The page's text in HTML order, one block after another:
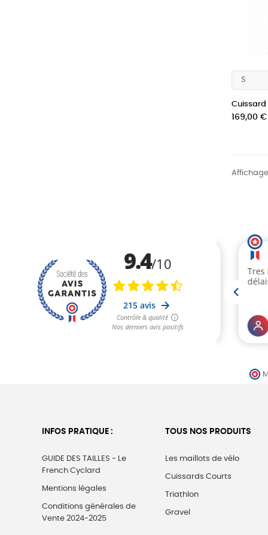
Cuissard
Prix
169,00 €
Affichage
INFOS PRATIQUE :
GUIDE DES TAILLES - Le
French Cyclard
Mentions légales
Conditions générales de
Vente 2024-2025
TOUS NOS PRODUITS
Les maillots de vélo
Cuissards Courts
Triathlon
Gravel